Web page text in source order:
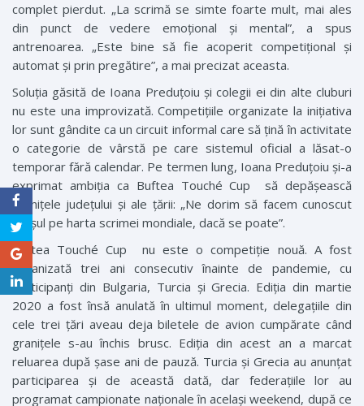
complet pierdut. „La scrimă se simte foarte mult, mai ales
din punct de vedere emoțional și mental”, a spus
antrenoarea. „Este bine să fie acoperit competițional și
automat și prin pregătire”, a mai precizat aceasta.
Soluția găsită de Ioana Preduțoiu și colegii ei din alte cluburi
nu este una improvizată. Competițiile organizate la inițiativa
lor sunt gândite ca un circuit informal care să țină în activitate
o categorie de vârstă pe care sistemul oficial a lăsat-o
temporar fără calendar. Pe termen lung, Ioana Preduțoiu și-a
exprimat ambiția ca Buftea Touché Cup să depășească
granițele județului și ale țării: „Ne dorim să facem cunoscut
orașul pe harta scrimei mondiale, dacă se poate”.
Buftea Touché Cup nu este o competiție nouă. A fost
organizată trei ani consecutiv înainte de pandemie, cu
participanți din Bulgaria, Turcia și Grecia. Ediția din martie
2020 a fost însă anulată în ultimul moment, delegațiile din
cele trei țări aveau deja biletele de avion cumpărate când
granițele ­s-au închis brusc. Ediția din acest an a marcat
reluarea după șase ani de pauză. Turcia și Grecia au anunțat
participarea și de această dată, dar federațiile lor au
programat campionate naționale în același ­weekend, după ce